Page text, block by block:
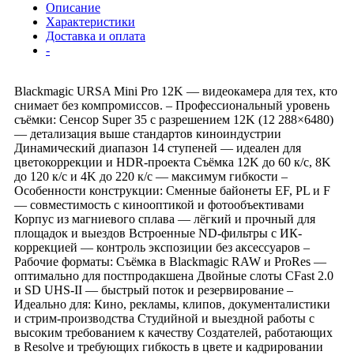
Описание
Характеристики
Доставка и оплата
-
Blackmagic URSA Mini Pro 12K — видеокамера для тех, кто
снимает без компромиссов. – Профессиональный уровень
съёмки: Сенсор Super 35 с разрешением 12K (12 288×6480)
— детализация выше стандартов киноиндустрии
Динамический диапазон 14 ступеней — идеален для
цветокоррекции и HDR-проекта Съёмка 12K до 60 к/с, 8K
до 120 к/с и 4K до 220 к/с — максимум гибкости –
Особенности конструкции: Сменные байонеты EF, PL и F
— совместимость с кинооптикой и фотообъективами
Корпус из магниевого сплава — лёгкий и прочный для
площадок и выездов Встроенные ND-фильтры с ИК-
коррекцией — контроль экспозиции без аксессуаров –
Рабочие форматы: Съёмка в Blackmagic RAW и ProRes —
оптимально для постпродакшена Двойные слоты CFast 2.0
и SD UHS-II — быстрый поток и резервирование –
Идеально для: Кино, рекламы, клипов, документалистики
и стрим-производства Студийной и выездной работы с
высоким требованием к качеству Создателей, работающих
в Resolve и требующих гибкость в цвете и кадрировании